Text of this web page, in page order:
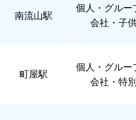
南流山駅
個人
・グルー
会社・子
町屋駅
個人
・グルー
会社・特別